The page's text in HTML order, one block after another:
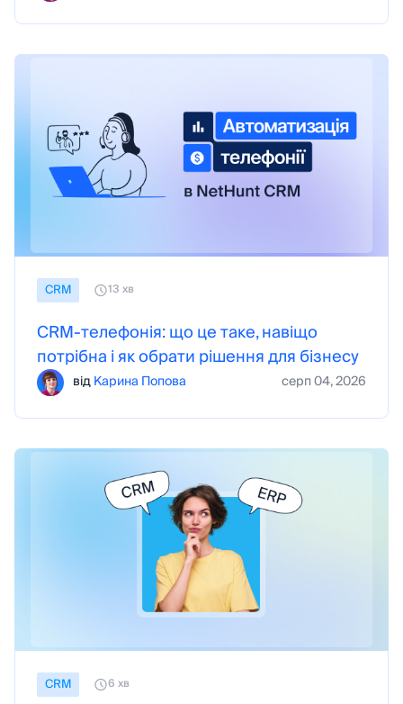
CRM 13 хв
CRM-телефонія: що це таке, навіщо
потрібна і як обрати рішення для бізнесу
відКарина Попова серп 04, 2026
CRM 6 хв